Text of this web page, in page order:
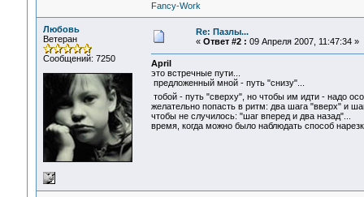
Fancy-Work
Любовь
Ветеран
Сообщений: 7250
Re: Пазлы...
« Ответ #2 : 09 Апреля 2007, 11:47:34 »
April
это встречные пути...
предложенный мной - путь "снизу"...
тобой - путь "сверху", но чтобы им идти - надо
желательно попасть в ритм: два шага "вверх" и
чтобы не случилось: "шаг вперед и два назад"...
время, когда можно было наблюдать способ